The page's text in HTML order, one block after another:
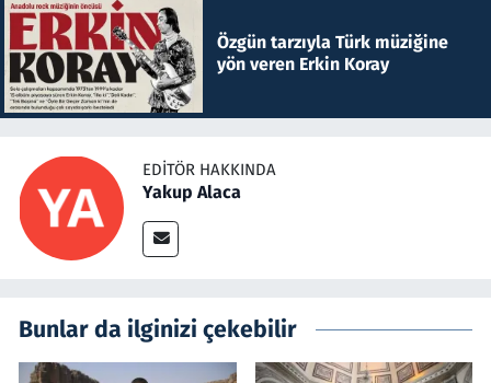
Özgün tarzıyla Türk müziğine
yön veren Erkin Koray
EDITÖR HAKKINDA
Yakup Alaca
Bunlar da ilginizi çekebilir